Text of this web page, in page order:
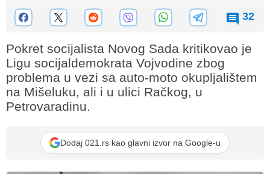
32
Pokret socijalista Novog Sada kritikovao je
Ligu socijaldemokrata Vojvodine zbog
problema u vezi sa auto-moto okupljalištem
na Mišeluku, ali i u ulici Račkog, u
Petrovaradinu.
Dodaj 021.rs kao glavni izvor na Google-u